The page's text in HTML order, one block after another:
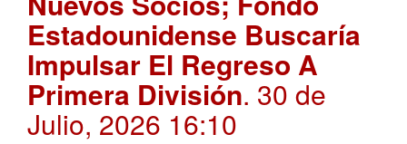
Estadounidense Buscaría
Impulsar El Regreso A
Primera División. 30 de
Julio, 2026 16:10